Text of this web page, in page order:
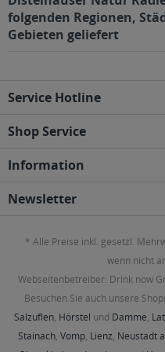
folgenden Regionen,
Gebieten geliefert
Service Hotline
Shop Service
Information
Newsletter
* Alle Preise inkl. gesetzl.
wenn nicht
Webseitenbetreiber: Drink now
Besuchen Sie auch unsere
Salzuflen, Hörstel und Damme,
Stainach, Vomp, Lienz, Neustadt